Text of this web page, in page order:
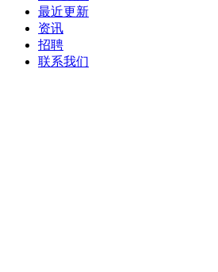
最近更新
资讯
招聘
联系我们